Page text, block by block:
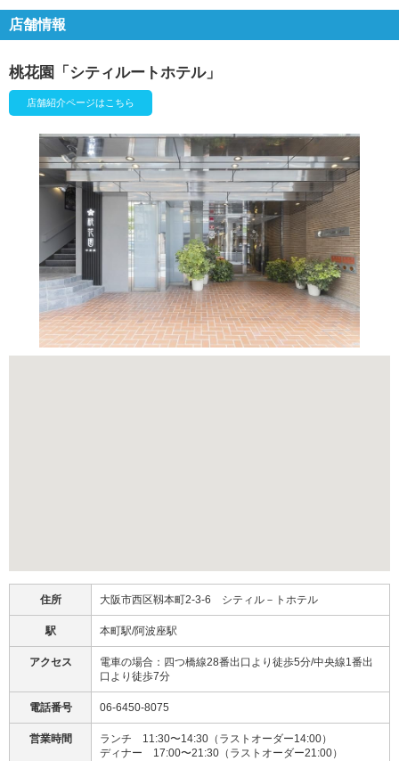
店舗情報
桃花園「シティルートホテル」
店舗紹介ページはこちら
住所 大阪市西区靱本町2-3-6 シティル－トホテル
駅 本町駅/阿波座駅
アクセス
電車の場合：四つ橋線28番出口より徒歩5分/中央線1番出
口より徒歩7分
電話番号 06-6450-8075
営業時間
ランチ 11:30〜14:30（ラストオーダー14:00）
ディナー 17:00〜21:30（ラストオーダー21:00）